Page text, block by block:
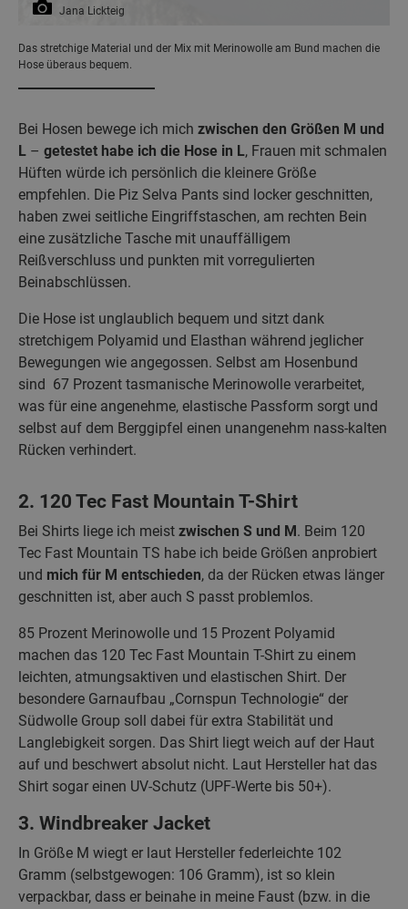
Jana Lickteig
Das stretchige Material und der Mix mit Merinowolle am Bund machen die
Hose überaus bequem.
Bei Hosen bewege ich mich zwischen den Größen M und
L – getestet habe ich die Hose in L, Frauen mit schmalen
Hüften würde ich persönlich die kleinere Größe
empfehlen. Die Piz Selva Pants sind locker geschnitten,
haben zwei seitliche Eingriffstaschen, am rechten Bein
eine zusätzliche Tasche mit unauffälligem
Reißverschluss und punkten mit vorregulierten
Beinabschlüssen.
Die Hose ist unglaublich bequem und sitzt dank
stretchigem Polyamid und Elasthan während jeglicher
Bewegungen wie angegossen. Selbst am Hosenbund
sind 67 Prozent tasmanische Merinowolle verarbeitet,
was für eine angenehme, elastische Passform sorgt und
selbst auf dem Berggipfel einen unangenehm nass-kalten
Rücken verhindert.
2. 120 Tec Fast Mountain T-Shirt
Bei Shirts liege ich meist zwischen S und M . Beim 120
Tec Fast Mountain TS habe ich beide Größen anprobiert
und mich für M entschieden, da der Rücken etwas länger
geschnitten ist, aber auch S passt problemlos.
85 Prozent Merinowolle und 15 Prozent Polyamid
machen das 120 Tec Fast Mountain T-Shirt zu einem
leichten, atmungsaktiven und elastischen Shirt. Der
besondere Garnaufbau „Cornspun Technologie“ der
Südwolle Group soll dabei für extra Stabilität und
Langlebigkeit sorgen. Das Shirt liegt weich auf der Haut
auf und beschwert absolut nicht. Laut Hersteller hat das
Shirt sogar einen UV-Schutz (UPF-Werte bis 50+).
3. Windbreaker Jacket
In Größe M wiegt er laut Hersteller federleichte 102
Gramm (selbstgewogen: 106 Gramm), ist so klein
verpackbar, dass er beinahe in meine Faust (bzw. in die